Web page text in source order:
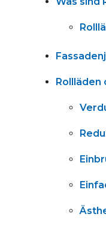
Rollläden